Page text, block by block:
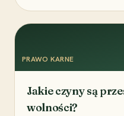
PRAWO KARNE
Jakie czyny są
wolności?